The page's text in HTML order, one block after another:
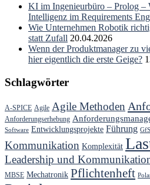
KI im Ingenieurbüro – Prolog –
Intelligenz im Requirements
Wie Unternehmen Robotik
statt Zufall 20.04.2026
Wenn der Produktmanager zu
hier eigentlich die erste Geige?
Schlagwörter
A-SPICE Agile Agile Methoden
Anforderungserhebung
Software Entwicklungsprojekte Führung
Kommunikation Komplexität
Leadership und
MBSE Mechatronik Pflichtenheft